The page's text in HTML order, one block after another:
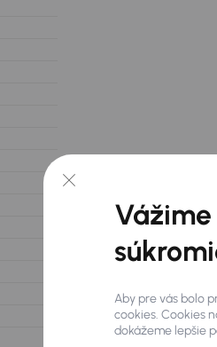
Aby pre vás bolo
cookies. Cookies
dokážeme lepšie